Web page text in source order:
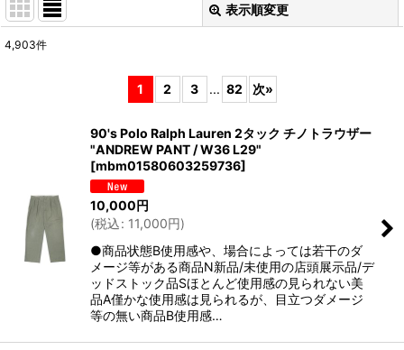
表示順変更
絞り込む
4,903件
1 2 3 ... 82 次»
90's Polo Ralph Lauren 2タック チノトラウザー
"ANDREW PANT / W36 L29"
[mbm01580603259736]
10,000円
(税込: 11,000円)
●商品状態B使用感や、場合によっては若干のダ
メージ等がある商品N新品/未使用の店頭展示品/デ
ッドストック品Sほとんど使用感の見られない美
品A僅かな使用感は見られるが、目立つダメージ
等の無い商品B使用感…